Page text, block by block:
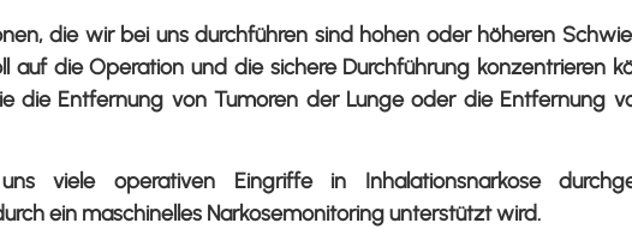
die wir bei uns durchführen sind hohen oder höheren
auf die Operation und die sichere Durchführung konzentrieren
die Entfernung von Tumoren der Lunge oder die Entfernung
viele operativen Eingriffe in Inhalationsnarkose
ein maschinelles Narkosemonitoring unterstützt wird.